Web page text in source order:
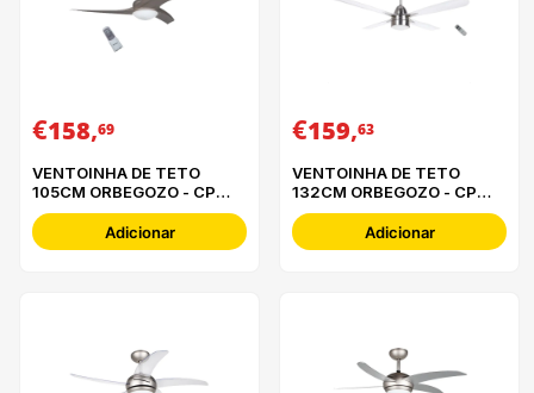
€158,69
VENTOINHA DE TETO
105CM ORBEGOZO - CP
93105
Adicionar
€159,63
VENTOINHA DE TETO
132CM ORBEGOZO - CP
71132
Adicionar